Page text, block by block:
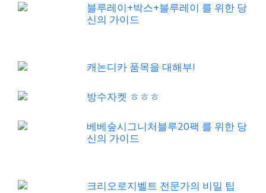
블루레이+박스+블루레이 를 위한 당
신의 가이드
캐논디카 품목을 대해부!
방수자켓 ㅎㅎㅎ
베베숲시그니처블루20팩 를 위한 당
신의 가이드
크리오로지벨트 전문가의 비밀 팁